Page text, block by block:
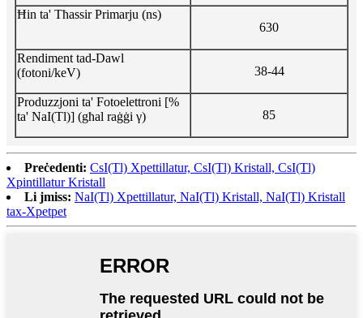
Ħin ta' Tħassir Primarju (ns)
630
Rendiment tad-Dawl
(fotoni/keV)
38-44
Produzzjoni ta' Fotoelettroni [%
ta' NaI(Tl)] (għal raġġi γ)
85
Preċedenti: CsI(Tl) Xpettillatur, CsI(Tl) Kristall, CsI(Tl)
Xpintillatur Kristall
Li jmiss: NaI(Tl) Xpettillatur, NaI(Tl) Kristall, NaI(Tl) Kristall
tax-Xpetpet